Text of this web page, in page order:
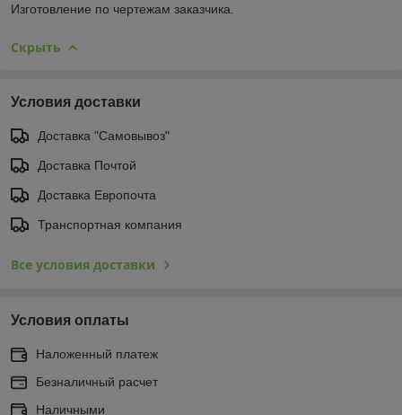
Изготовление по чертежам заказчика.
Скрыть
Условия доставки
Доставка "Самовывоз"
Доставка Почтой
Доставка Европочта
Транспортная компания
Все условия доставки
Условия оплаты
Наложенный платеж
Безналичный расчет
Наличными